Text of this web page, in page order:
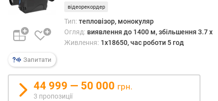
и
з
а
а
т
о
ю
д
Запитати
відеорекордер
Тип: тепловізор, монокуляр
Огляд: виявлення до 1400 м, збільшення 3.7 x
Живлення: 1x18650, час роботи 5 год
44 999 — 50 000 грн.
3 пропозиції